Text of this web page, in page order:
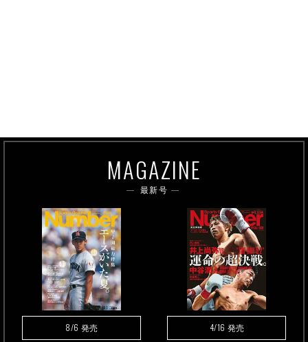
MAGAZINE
最新号
8/6 発売 4/16 発売